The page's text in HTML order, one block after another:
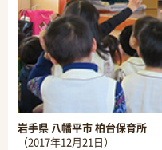
岩手県 八幡平市 柏台保育所
（2017年12月21日）